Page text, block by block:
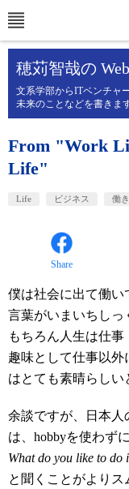
穂苅智哉の
文系学部からITベンチャ
未来のことなどを書きます
From "Work
Life"
Life ビジネス 働
Share
僕は社会に出て働い
言葉がいまいちしっ
もちろん人生は仕事
趣味として仕事以外
はとても素晴らしい
余談ですが、日本人
は、hobbyを使わずに
What do you like to do
と聞くことがよりス